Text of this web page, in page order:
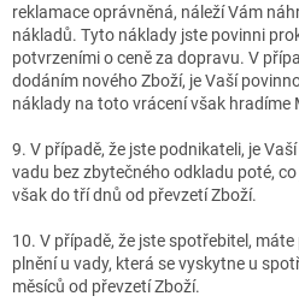
reklamace oprávněná, náleží Vám
nákladů. Tyto náklady jste povinni
potvrzeními o ceně za dopravu. V
dodáním nového Zboží, je Vaší
náklady na toto vrácení však hradíme
9. V případě, že jste podnikateli, je
vadu bez zbytečného odkladu poté,
však do tří dnů od převzetí Zboží.
10. V případě, že jste spotřebitel,
plnění u vady, která se vyskytne u
měsíců od převzetí Zboží.